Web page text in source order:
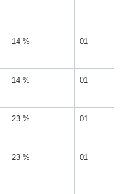
14 % 01
14 % 01
23 % 01
23 % 01